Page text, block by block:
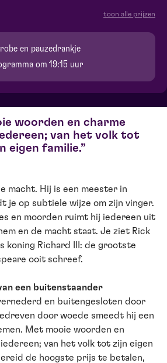
toon alle prijzen
en pauzedrankje
om 19:15 uur
woorden en charme
van het volk tot
eigen familie.
macht. Hij is een meester in
je op subtiele wijze om zijn vinger.
en moorden ruimt hij iedereen uit
en de macht staat. Je ziet Rick
koning Richard III: de grootste
ooit schreef.
een buitenstaander
en buitengesloten door
door woede smeedt hij een
Met mooie woorden en
van het volk tot zijn eigen
de hoogste prijs te betalen,